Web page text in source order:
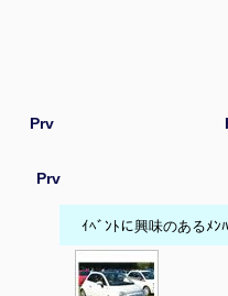
Prv
Prv
ｲﾍﾞﾝﾄに興味のあるﾒﾝ